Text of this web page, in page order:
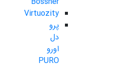
Virtuozity
پرو
دل
اورو
PURO